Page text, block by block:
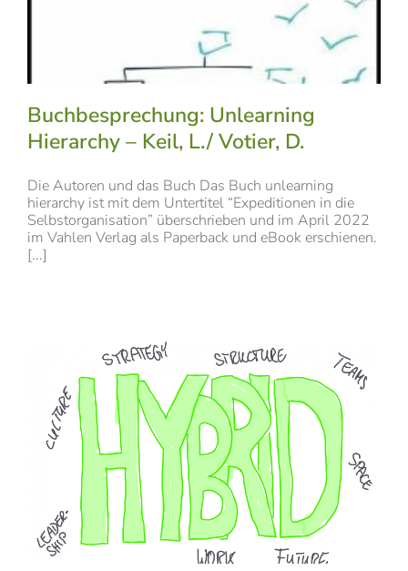
Buchbesprechung: Unlearning
Hierarchy – Keil, L./ Votier, D.
Die Autoren und das Buch Das Buch unlearning
hierarchy ist mit dem Untertitel “Expeditionen in die
Selbstorganisation” überschrieben und im April 2022
im Vahlen Verlag als Paperback und eBook erschienen.
[...]